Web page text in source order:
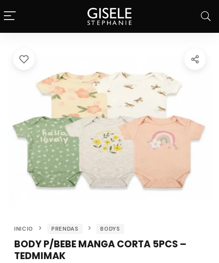
INICIO PRENDAS BODYS
BODY P/BEBE MANGA CORTA 5PCS –
TEDMIMAK